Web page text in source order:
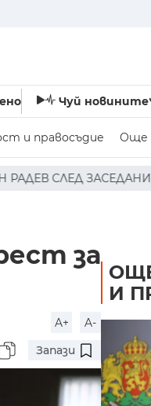
Чуй новините
и правосъдие Още
НА СЪВЕТА ПО
за
A+
A-
Запази
И